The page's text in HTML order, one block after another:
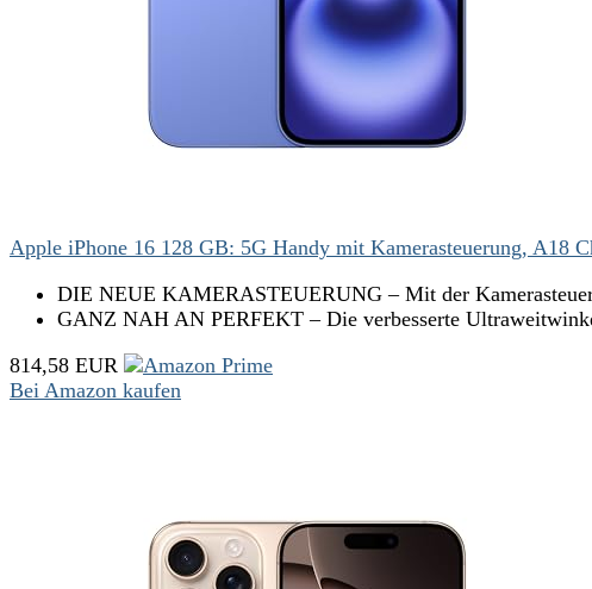
Apple iPhone 16 128 GB: 5G Handy mit Kamerasteuerung, A18
DIE NEUE KAMERASTEUERUNG – Mit der
GANZ NAH AN PERFEKT – Die verbesserte
814,58 EUR
Bei Amazon kaufen